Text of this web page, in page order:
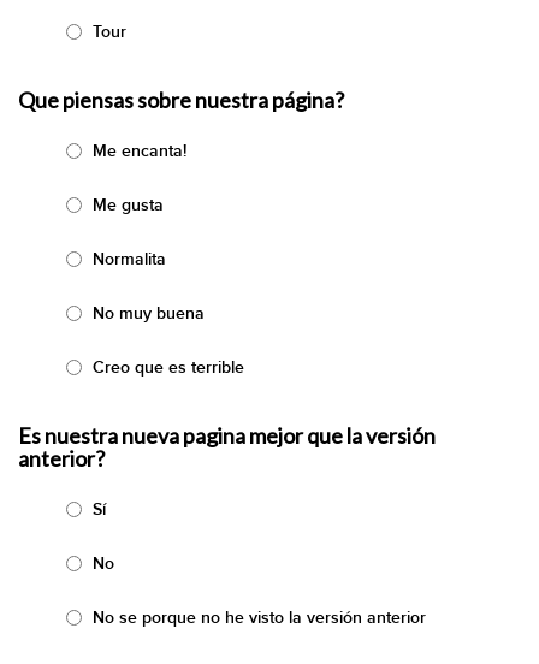
Tour
Que piensas sobre nuestra página?
Me encanta!
Me gusta
Normalita
No muy buena
Creo que es terrible
Es nuestra nueva pagina mejor que la versión
anterior?
Sí
No
No se porque no he visto la versión anterior